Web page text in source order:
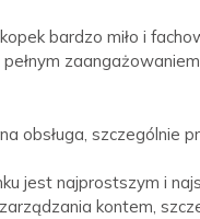
bardzo miło i
pełnym
obsługa, szczególnie
jest najprostszym i
kontem,